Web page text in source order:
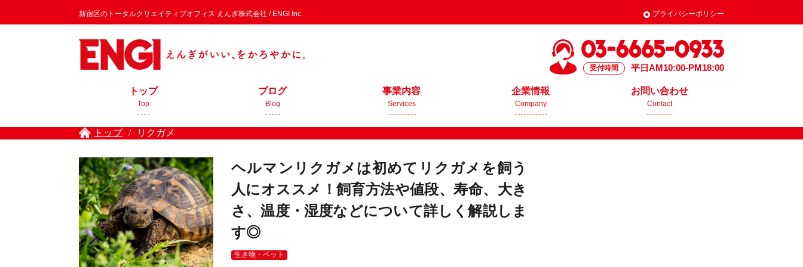
新宿区のトータルクリエイティブオフィス えんぎ株式会社 / ENGI Inc. プライバシーポリシー
受付時間 平日AM10:00-PM18:00
トップ
Top
ブログ
Blog
事業内容
Services
企業情報
Company
お問い合わせ
Contact
トップ / リクガメ
ヘルマンリクガメは初めてリクガメを飼う
人にオススメ！飼育方法や値段、寿命、大き
さ、温度・湿度などについて詳しく解説しま
す◎
生き物・ペット